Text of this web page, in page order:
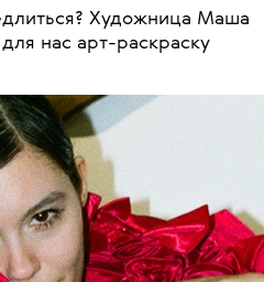
Художница Маша
нас арт-раскраску